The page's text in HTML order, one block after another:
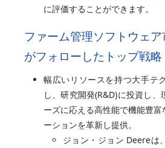
に評価することができます。
ファーム管理ソフトウェ
がフォローしたトップ戦略
幅広いリソースを持つ大手テ
し、研究開発(R&D)に投資し
ーズに応える高性能で機能豊富
ーションを革新し提供。
ジョン・ジョン Deereは